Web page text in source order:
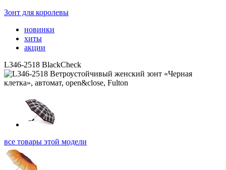
Зонт для королевы
новинки
хиты
акции
L346-2518 BlackCheck
все товары этой модели